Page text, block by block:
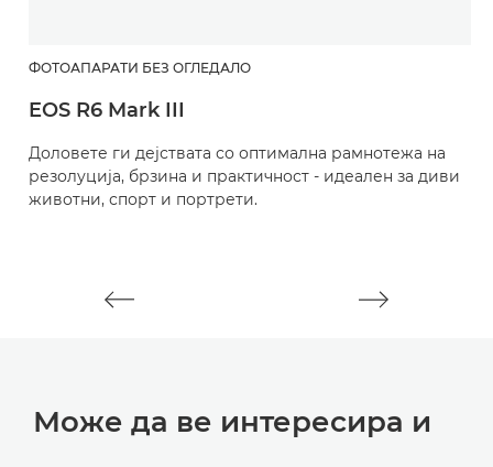
ФОТОАПАРАТИ БЕЗ ОГЛЕДАЛО
EOS R6 Mark III
Доловете ги дејствата со оптимална рамнотежа на
резолуција, брзина и практичност - идеален за диви
животни, спорт и портрети.
Може да ве интересира и